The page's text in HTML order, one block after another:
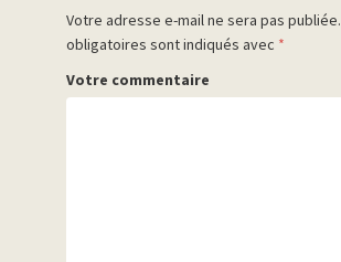
Votre adresse e-mail ne sera pas publiée.
obligatoires sont indiqués avec *
Votre commentaire